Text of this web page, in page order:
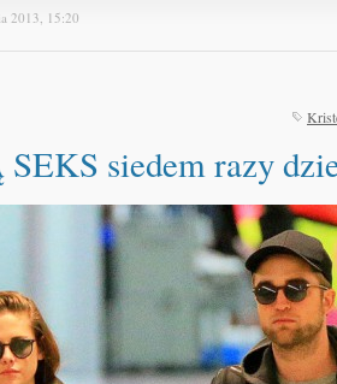
2013, 15:20
siedem razy